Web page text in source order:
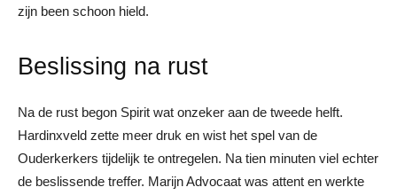
zijn been schoon hield.
Beslissing na rust
Na de rust begon Spirit wat onzeker aan de tweede helft.
Hardinxveld zette meer druk en wist het spel van de
Ouderkerkers tijdelijk te ontregelen. Na tien minuten viel echter
de beslissende treffer. Marijn Advocaat was attent en werkte